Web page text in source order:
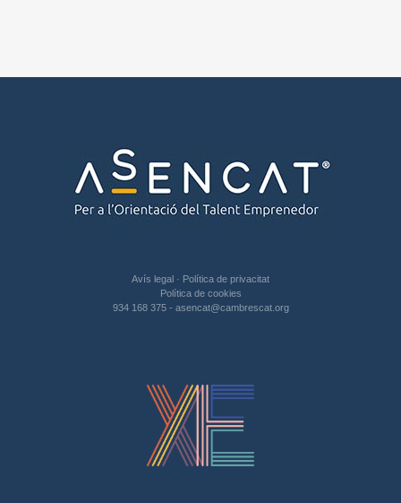
Avís legal · Política de privacitat
Política de cookies
934 168 375 - asencat@cambrescat.org